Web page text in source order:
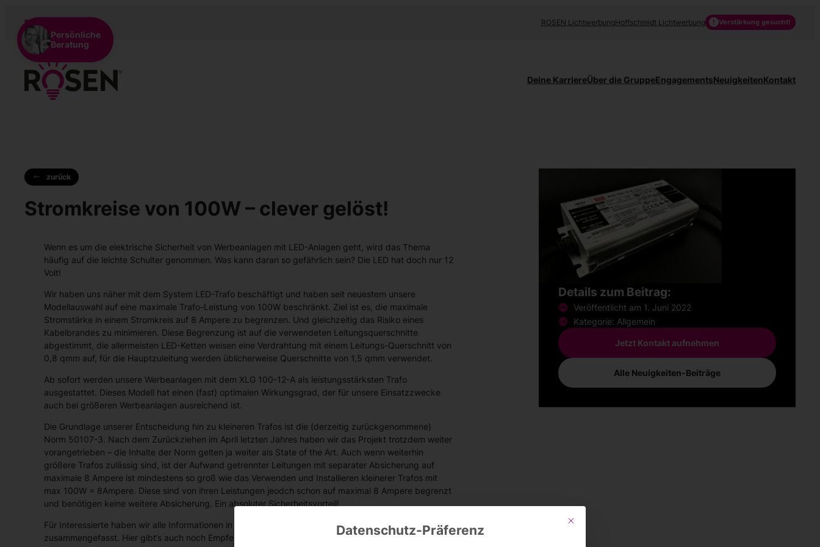
DE ROSEN LichtwerbungHoffschmidt Lichtwerbung Verstärkung gesucht!
Deine KarriereÜber die GruppeEngagementsNeuigkeitenKontakt
zurück
Stromkreise von 100W – clever gelöst!
Wenn es um die elektrische Sicherheit von Werbeanlagen mit LED-Anlagen geht, wird das Thema
häufig auf die leichte Schulter genommen. Was kann daran so gefährlich sein? Die LED hat doch nur 12
Volt!
Wir haben uns näher mit dem System LED-Trafo beschäftigt und haben seit neuestem unsere
Modellauswahl auf eine maximale Trafo-Leistung von 100W beschränkt. Ziel ist es, die maximale
Stromstärke in einem Stromkreis auf 8 Ampere zu begrenzen. Und gleichzeitig das Risiko eines
Kabelbrandes zu minimieren. Diese Begrenzung ist auf die verwendeten Leitungsquerschnitte
abgestimmt, die allermeisten LED-Ketten weisen eine Verdrahtung mit einem Leitungs-Querschnitt von
0,8 qmm auf, für die Hauptzuleitung werden üblicherweise Querschnitte von 1,5 qmm verwendet.
Ab sofort werden unsere Werbeanlagen mit dem XLG 100-12-A als leistungsstärksten Trafo
ausgestattet. Dieses Modell hat einen (fast) optimalen Wirkungsgrad, der für unsere Einsatzzwecke
auch bei größeren Werbeanlagen ausreichend ist.
Die Grundlage unserer Entscheidung hin zu kleineren Trafos ist die (derzeitig zurückgenommene)
Norm 50107-3. Nach dem Zurückziehen im April letzten Jahres haben wir das Projekt trotzdem weiter
vorangetrieben – die Inhalte der Norm gelten ja weiter als State of the Art. Auch wenn weiterhin
größere Trafos zulässig sind, ist der Aufwand getrennter Leitungen mit separater Absicherung auf
maximale 8 Ampere ist mindestens so groß wie das Verwenden und Installieren kleinerer Trafos mit
max 100W = 8Ampere. Diese sind von ihren Leistungen jeodch schon auf maximal 8 Ampere begrenzt
und benötigen keine weitere Absicherung. Ein absoluter Sicherheitsvorteil!
Für Interessierte haben wir alle Informationen in leicht verständlicher Form einmal in einem pdf
zusammengefasst. Hier gibt’s auch noch Empfehlungen zu maximale Leitungslängen zwischen
Details zum Beitrag:
Veröffentlicht am 1. Juni 2022
Kategorie: Allgemein
Jetzt Kontakt aufnehmen
Alle Neuigkeiten-Beiträge
Persönliche
Beratung
Mit diesem Button wird der Dialog geschlossen. Seine Funktionalität ist
Datenschutz-Präferenz